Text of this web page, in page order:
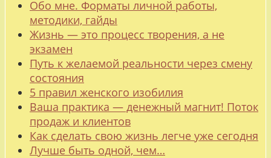
Обо мне. Форматы личной работы,
методики, гайды
Жизнь — это процесс творения, а не
экзамен
Путь к желаемой реальности через смену
состояния
5 правил женского изобилия
Ваша практика — денежный магнит! Поток
продаж и клиентов
Как сделать свою жизнь легче уже сегодня
Лучше быть одной, чем…